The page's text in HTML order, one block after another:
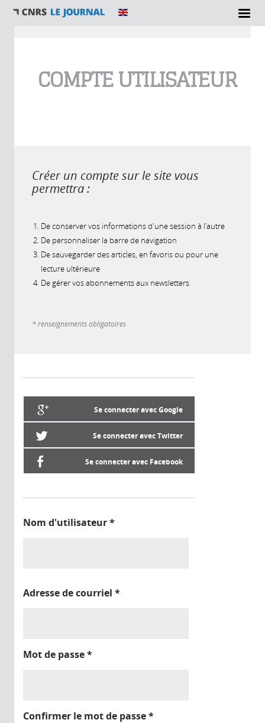
COMPTE UTILISATEUR
Créer un compte sur le site vous
permettra :
De conserver vos informations d'une session à l'autre
De personnaliser la barre de navigation
De sauvegarder des articles, en favoris ou pour une
lecture ultérieure
De gérer vos abonnements aux newsletters
* renseignements obligatoires
Se connecter avec Google
Se connecter avec Twitter
Se connecter avec Facebook
Nom d'utilisateur*
Adresse de courriel *
Mot de passe*
Confirmer le mot de passe*